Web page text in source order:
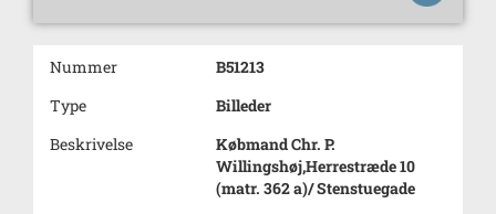
Nummer
B51213
Type
Billeder
Beskrivelse
Købmand Chr. P.
Willingshøj,Herrestræde 10
(matr. 362 a)/ Stenstuegade